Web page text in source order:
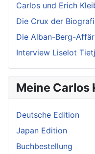
Carlos und Erich
Die Crux der
Die Alban-Berg-
Interview Liselot
Meine Carlos
Deutsche Edition
Japan Edition
Buchbestellung